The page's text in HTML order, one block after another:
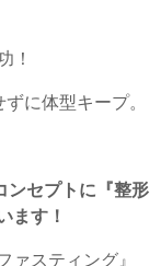
！
に体型キープ。
ンセプトに『整形
ます！
スティング』